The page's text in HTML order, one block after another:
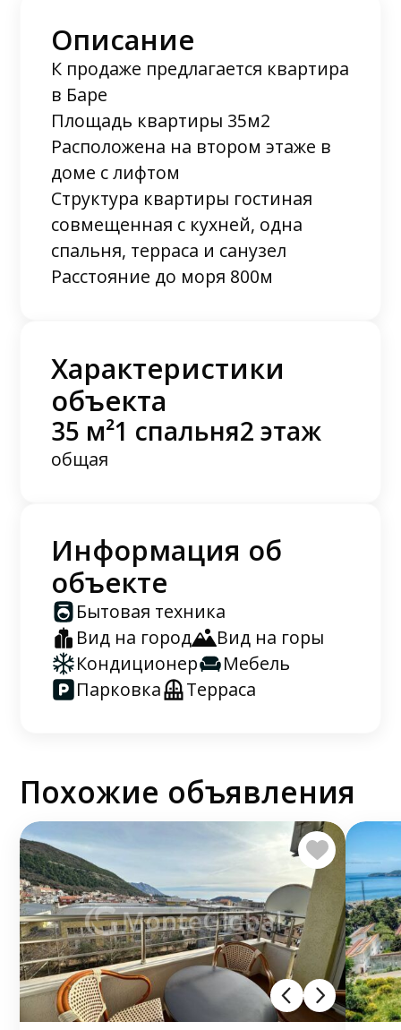
Описание
К продаже предлагается квартира
в Баре
Площадь квартиры 35м2
Расположена на втором этаже в
доме с лифтом
Структура квартиры гостиная
совмещенная с кухней, одна
спальня, терраса и санузел
Расстояние до моря 800м
Характеристики
объекта
35 м²
общая
1 спальня2 этаж
Информация об
объекте
Бытовая техника
Вид на город
Вид на горы
Кондиционер
Мебель
Парковка
Терраса
Похожие объявления